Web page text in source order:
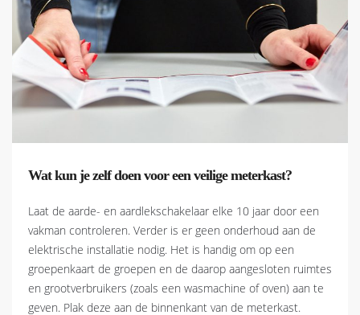
Wat kun je zelf doen voor een veilige meterkast?
Laat de aarde- en aardlekschakelaar elke 10 jaar door een
vakman controleren. Verder is er geen onderhoud aan de
elektrische installatie nodig. Het is handig om op een
groepenkaart de groepen en de daarop aangesloten ruimtes
en grootverbruikers (zoals een wasmachine of oven) aan te
geven. Plak deze aan de binnenkant van de meterkast.